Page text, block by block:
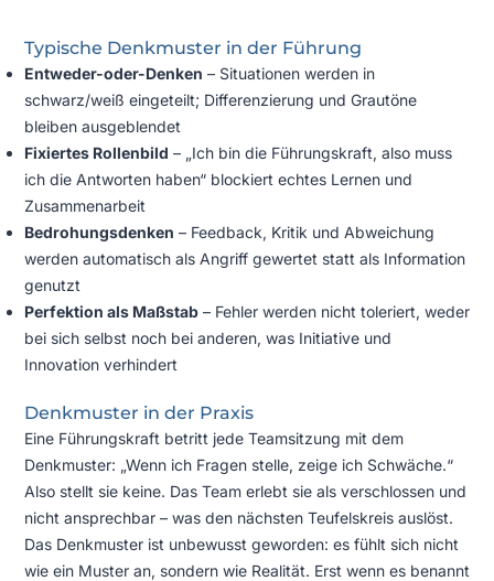
Typische Denkmuster in der Führung
Entweder-oder-Denken – Situationen werden in
schwarz/weiß eingeteilt; Differenzierung und Grautöne
bleiben ausgeblendet
Fixiertes Rollenbild – „Ich bin die Führungskraft, also muss
ich die Antworten haben“ blockiert echtes Lernen und
Zusammenarbeit
Bedrohungsdenken – Feedback, Kritik und Abweichung
werden automatisch als Angriff gewertet statt als Information
genutzt
Perfektion als Maßstab– Fehler werden nicht toleriert, weder
bei sich selbst noch bei anderen, was Initiative und
Innovation verhindert
Denkmuster in der Praxis
Eine Führungskraft betritt jede Teamsitzung mit dem
Denkmuster: „Wenn ich Fragen stelle, zeige ich Schwäche.“
Also stellt sie keine. Das Team erlebt sie als verschlossen und
nicht ansprechbar – was den nächsten Teufelskreis auslöst.
Das Denkmuster ist unbewusst geworden: es fühlt sich nicht
wie ein Muster an, sondern wie Realität. Erst wenn es benannt